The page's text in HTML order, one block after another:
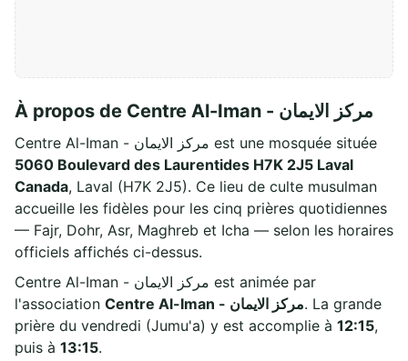
À propos de Centre Al-Iman - مركز الايمان
Centre Al-Iman - مركز الايمان est une mosquée située
5060 Boulevard des Laurentides H7K 2J5 Laval
Canada, Laval (H7K 2J5). Ce lieu de culte musulman
accueille les fidèles pour les cinq prières quotidiennes
— Fajr, Dohr, Asr, Maghreb et Icha — selon les horaires
officiels affichés ci-dessus.
Centre Al-Iman - مركز الايمان est animée par
l'association
Centre Al-Iman - مركز الايمان. La grande
prière du vendredi (Jumu'a) y est accomplie à 12:15,
puis à 13:15.